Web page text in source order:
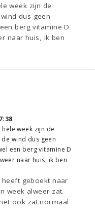
week zijn de
dus geen
berg vitamine D
naar huis, ik ben
week zijn de
wind dus geen
een berg vitamine D
naar huis, ik ben
heeft geboekt naar
week alweer zat.
ook zat.normaal